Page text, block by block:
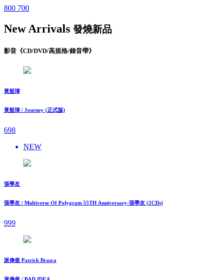
800 700
New Arrivals 發燒新品
影音《CD/DVD/高規格/錄音帶》
黃挺瑋
黃挺瑋 / Journey (正式版)
698
NEW
張學友
張學友 / Multiverse Of Polygram 55TH Anniversary-張學友 (2CDs)
999
派偉俊 Patrick Brasca